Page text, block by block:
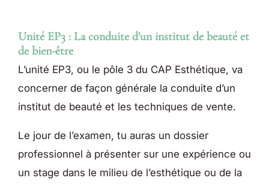
Unité EP3 : La conduite d'un institut de beauté et
de bien-être
L’unité EP3, ou le pôle 3 du CAP Esthétique, va
concerner de façon générale la conduite d’un
institut de beauté et les techniques de vente.
Le jour de l’examen, tu auras un dossier
professionnel à présenter sur une expérience ou
un stage dans le milieu de l’esthétique ou de la